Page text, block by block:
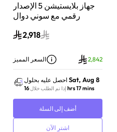
جهاز بلايستيشن 5 الإصدار
رقمي مع سوني دوال
2,918
السعر المميز 2,842
احصل عليه بحلول Sat, Aug 8
إذا تم الطلب خلال 16 hrs 17 mins
أضف إلى السلة
اشترِ الآن